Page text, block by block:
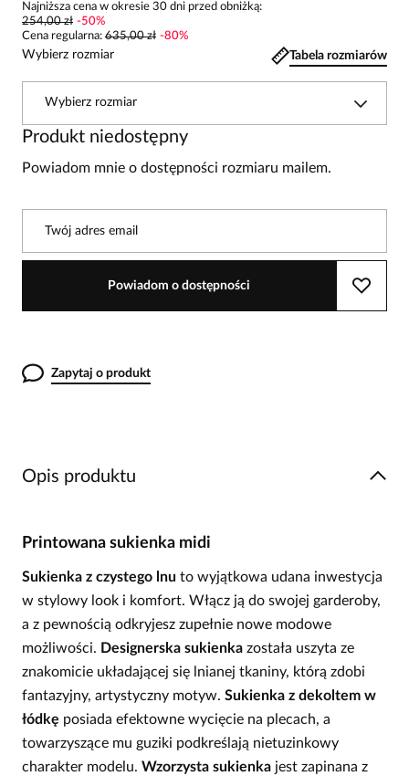
Najniższa cena w okresie 30 dni przed obniżką:
254,00 zł -50%
Cena regularna: 635,00 zł -80%
Wybierz rozmiar Tabela rozmiarów
Wybierz rozmiar
Produkt niedostępny
Powiadom mnie o dostępności rozmiaru mailem.
Twój adres email
Powiadom o dostępności
Zapytaj o produkt
Opis produktu
Printowana sukienka midi
Sukienka z czystego lnu to wyjątkowa udana inwestycja
w stylowy look i komfort. Włącz ją do swojej garderoby,
a z pewnością odkryjesz zupełnie nowe modowe
możliwości. Designerska sukienka została uszyta ze
znakomicie układającej się lnianej tkaniny, którą zdobi
fantazyjny, artystyczny motyw. Sukienka z dekoltem w
łódkę posiada efektowne wycięcie na plecach, a
towarzyszące mu guziki podkreślają nietuzinkowy
charakter modelu. Wzorzysta sukienka jest zapinana z